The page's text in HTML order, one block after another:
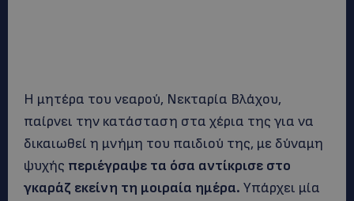
Η μητέρα του νεαρού, Νεκταρία Βλάχου,
παίρνει την κατάσταση στα χέρια της για να
δικαιωθεί η μνήμη του παιδιού της, με δύναμη
ψυχής περιέγραψε τα όσα αντίκρισε στο
γκαράζ εκείνη τη μοιραία ημέρα. Υπάρχει μία